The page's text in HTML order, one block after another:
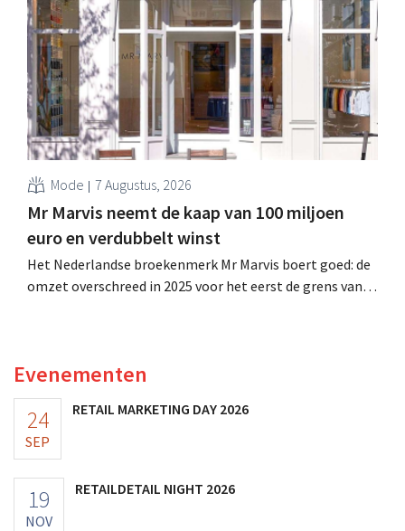
is dan een jaar eerder. Na die beter dan verwachte start
verhoogt het bedrijf ook zijn vooruitzichten voor het
volledige boekjaar.
Mode 7 Augustus, 2026
Mr Marvis neemt de kaap van 100 miljoen
euro en verdubbelt winst
Het Nederlandse broekenmerk Mr Marvis boert goed: de
omzet overschreed in 2025 voor het eerst de grens van
Evenementen
24
SEP
RETAIL MARKETING DAY 2026
19
NOV
RETAILDETAIL NIGHT 2026